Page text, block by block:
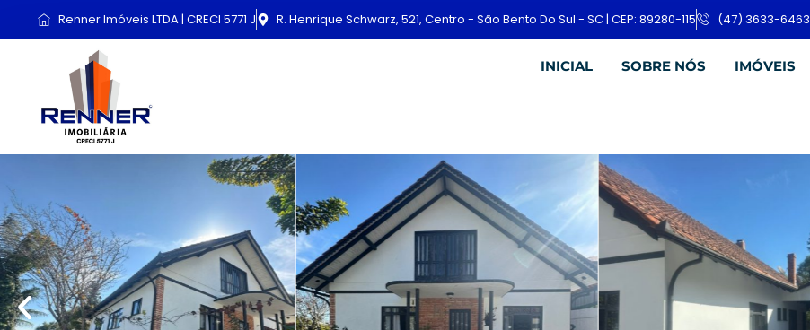
Renner Imóveis LTDA | CRECI 5771 J R. Henrique Schwarz, 521, Centro - São Bento Do Sul - SC | CEP: 89280-115 (47) 3633-6463
INICIAL SOBRE NÓS IMÓVEIS